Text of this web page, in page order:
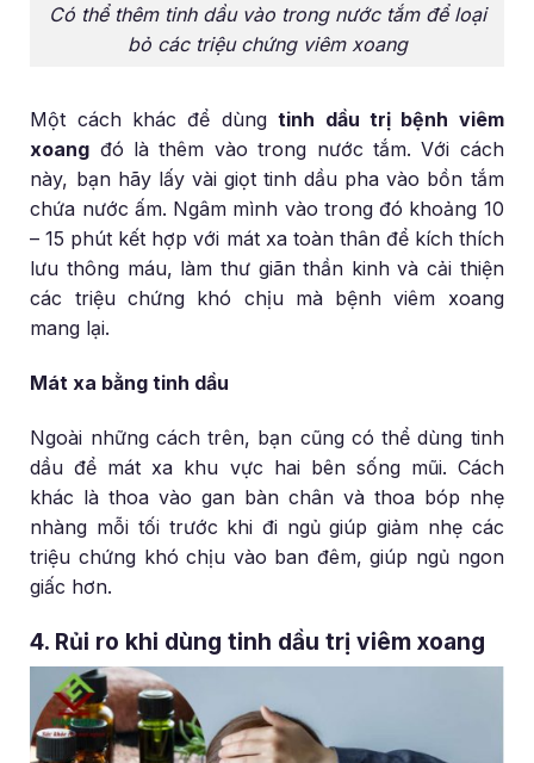
Có thể thêm tinh dầu vào trong nước tắm để loại
bỏ các triệu chứng viêm xoang
Một cách khác để dùngtinh dầu trị bệnh viêm
xoang đó là thêm vào trong nước tắm. Với cách
này, bạn hãy lấy vài giọt tinh dầu pha vào bồn tắm
chứa nước ấm. Ngâm mình vào trong đó khoảng 10
– 15 phút kết hợp với mát xa toàn thân để kích thích
lưu thông máu, làm thư giãn thần kinh và cải thiện
các triệu chứng khó chịu mà bệnh viêm xoang
mang lại.
Mát xa bằng tinh dầu
Ngoài những cách trên, bạn cũng có thể dùng tinh
dầu để mát xa khu vực hai bên sống mũi. Cách
khác là thoa vào gan bàn chân và thoa bóp nhẹ
nhàng mỗi tối trước khi đi ngủ giúp giảm nhẹ các
triệu chứng khó chịu vào ban đêm, giúp ngủ ngon
giấc hơn.
4. Rủi ro khi dùng tinh dầu trị viêm xoang